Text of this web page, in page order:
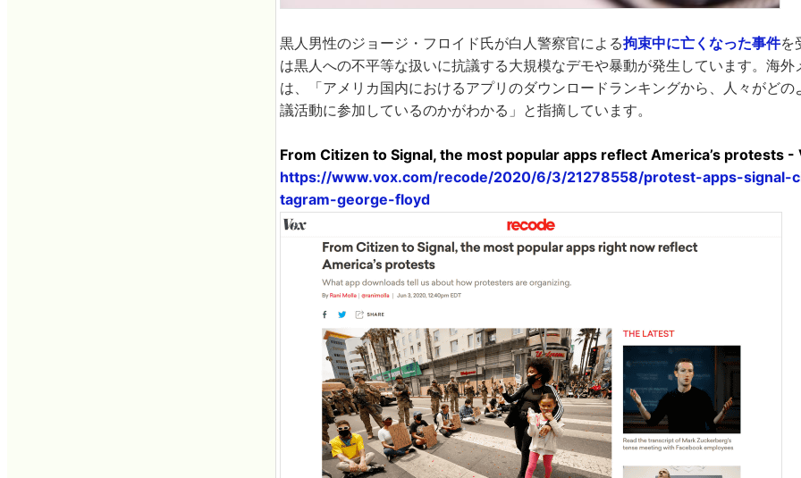
黒人男性のジョージ・フロイド氏が白人警察官による拘束中に亡くなった事件を
は黒人への不平等な扱いに抗議する大規模なデモや暴動が発生しています。海外
は、「アメリカ国内におけるアプリのダウンロードランキングから、人々がどの
議活動に参加しているのかがわかる」と指摘しています。
From Citizen to Signal, the most popular apps reflect America’s protests -
https://www.vox.com/recode/2020/6/3/21278558/protest-apps-
tagram-george-floyd